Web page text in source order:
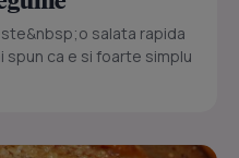
salata rapida
spun ca e si foarte simplu